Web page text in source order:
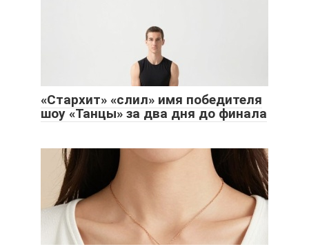
«Стархит» «слил» имя победителя
шоу «Танцы» за два дня до финала